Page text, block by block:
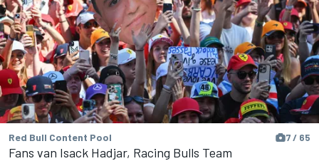
Red Bull Content Pool 7 / 65
Fans van Isack Hadjar, Racing Bulls Team